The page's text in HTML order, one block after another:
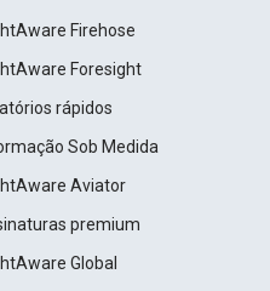
Firehose
Foresight
rápidos
Sob Medida
Aviator
premium
Global